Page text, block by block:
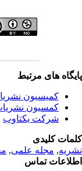
های مرتبط
کمیسیون
کمسیون نشریات
شرکت یکتاوب
کلیدی
,مجله علمی,
تماس